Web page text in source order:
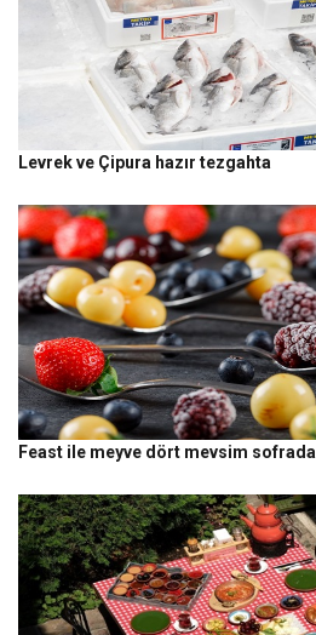
Levrek ve Çipura hazır tezgahta
Feast ile meyve dört mevsim sofrada